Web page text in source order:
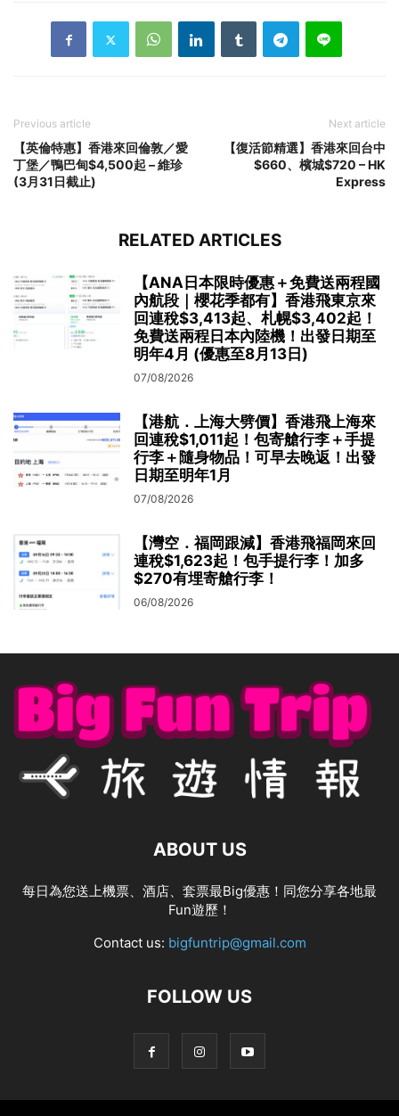
Previous article
【英倫特惠】香港來回倫敦／愛
丁堡／鴨巴甸$4,500起 – 維珍
(3月31日截止)
Next article
【復活節精選】香港來回台中
$660、檳城$720 – HK
Express
RELATED ARTICLES
【ANA日本限時優惠＋免費送兩程國
內航段｜櫻花季都有】香港飛東京來
回連稅$3,413起、札幌$3,402起！
免費送兩程日本內陸機！出發日期至
明年4月 (優惠至8月13日)
07/08/2026
【港航．上海大劈價】香港飛上海來
回連稅$1,011起！包寄艙行李＋手提
行李＋隨身物品！可早去晚返！出發
日期至明年1月
07/08/2026
【灣空．福岡跟減】香港飛福岡來回
連稅$1,623起！包手提行李！加多
$270有埋寄艙行李！
06/08/2026
ABOUT US
每日為您送上機票、酒店、套票最Big優惠！同您分享各地最
Fun遊歷！
Contact us: bigfuntrip@gmail.com
FOLLOW US